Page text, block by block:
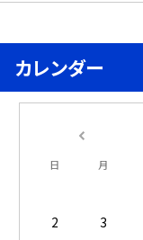
カレンダー
日 月
2
3